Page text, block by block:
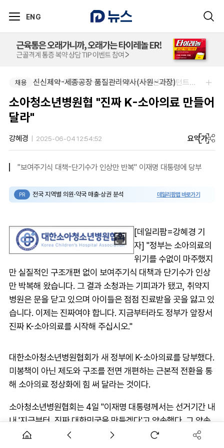
ENG
채용 주식회사 에일리크-메디컬 커뮤니케이션 컨설턴트(Associate) / 메디컬라이터 채용
채용 신신제약-세종공장 품질관리약사(사원~과장)
소아청소년병원협 "진짜 K-소아의료 만들어
달라"
강혜경 2025-06-04 12:54:52 요약가
"보여주기식 대책-단기수가 인상만 반복" 이재명 대통령에 당부
PR 전국 지역별 의원·약국 매출·상권 분석 데일리팜맵 바로가기
[데일리팜=강혜경 기
자] "정부는 소아의료의
위기를 수없이 마주했지
만 실질적인 구조개편 없이 보여주기식 대책과 단기수가 인상
만 박복해 왔습니다. 그 결과 소청과는 기피과가 됐고, 취약지
병원은 문을 닫고 있으며 아이들은 점점 진료받을 곳을 잃고 있
습니다. 이제는 진짜여야 합니다. 지금부터라도 정부가 앞장서
진짜 K-소아의료를 시작해 주십시오."
대한소아청소년병원협회가 새 정부에 K-소아의료를 당부했다.
미봉책이 아닌 제도와 구조를 전면 개편하는 근본적 전환을 통
해 소아의료 정상화에 힘 써 달라는 것이다.
소아청소년병원협회는 4일 "이재명 대통령께서는 선거기간 내
내 '지금부터, 진짜 대한민국을 만들겠다'고 약속했다. 그 약속
은 저희에게 단순한 슬로건이 아닌 붕괴 직전 소아의료 현실에